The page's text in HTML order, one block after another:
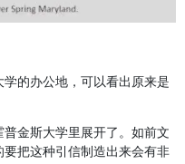
的办公地，可以看出原来是
金斯大学里展开了。如前文
把这种引信制造出来会有非